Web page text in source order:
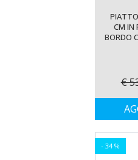
CM IN
BORDO
€
- 34 %